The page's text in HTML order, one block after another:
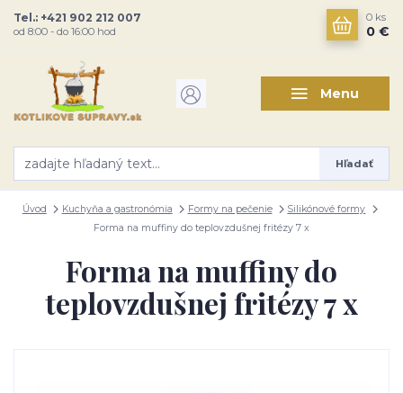
Menu
Hľadať
Tel.: +421 902 212 007
od 8:00 - do 16:00 hod
0 ks
0 €
Úvod Kuchyňa a gastronómia Formy na pečenie
Silikónové formy
Forma na muffiny do teplovzdušnej fritézy 7 x
Forma na muffiny do
teplovzdušnej fritézy 7 x